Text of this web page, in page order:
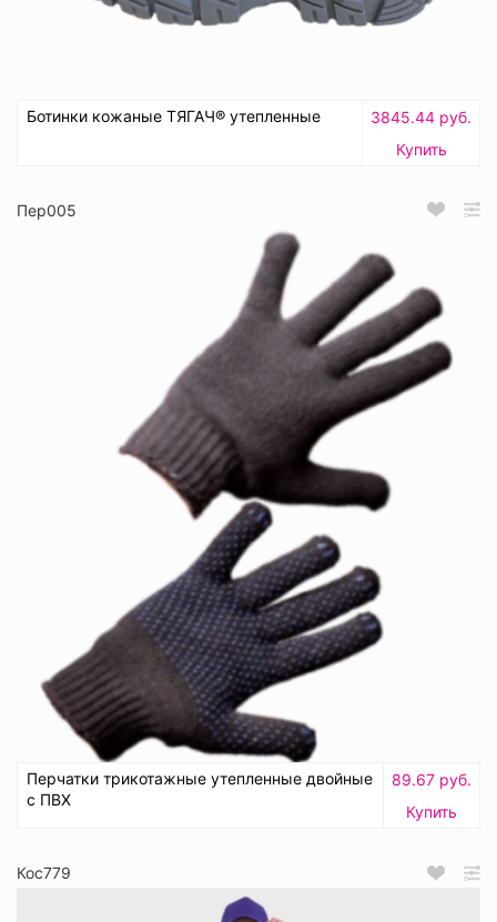
Ботинки кожаные ТЯГАЧ® утепленные
3845.44 руб.
Купить
Пер005
Перчатки трикотажные утепленные двойные
с ПВХ
89.67 руб.
Купить
Кос779